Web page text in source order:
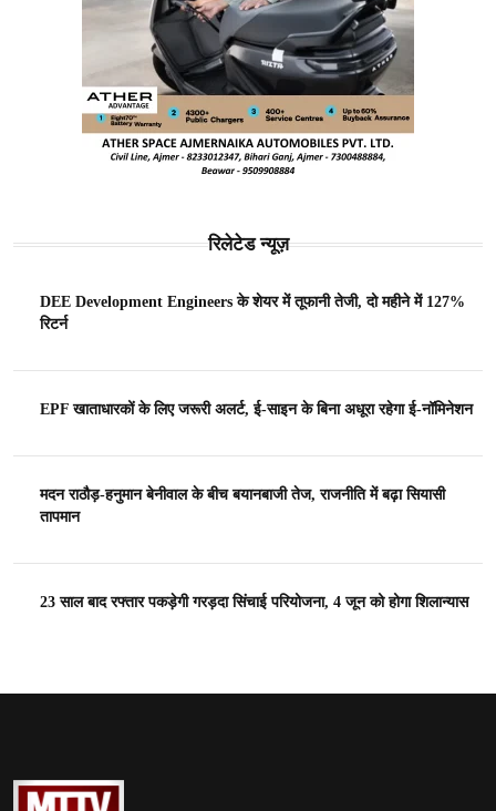
रिलेटेड न्यूज़
DEE Development Engineers के शेयर में तूफानी तेजी, दो महीने में 127%
रिटर्न
EPF खाताधारकों के लिए जरूरी अलर्ट, ई-साइन के बिना अधूरा रहेगा ई-नॉमिनेशन
मदन राठौड़-हनुमान बेनीवाल के बीच बयानबाजी तेज, राजनीति में बढ़ा सियासी
तापमान
23 साल बाद रफ्तार पकड़ेगी गरड़दा सिंचाई परियोजना, 4 जून को होगा शिलान्यास